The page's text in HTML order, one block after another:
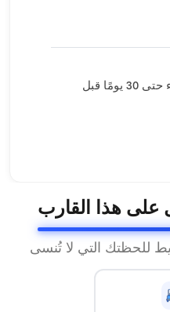
استرداد مع خيار الإلغاء حتى 30 يومًا قبل
على هذا القارب
للحظتك التي لا تُنسى